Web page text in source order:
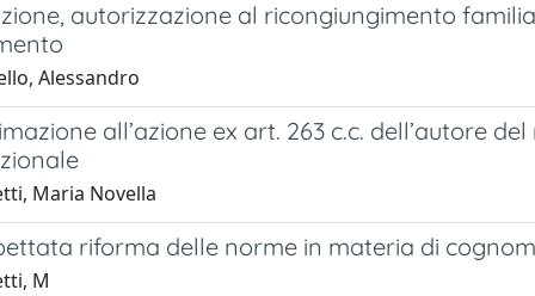
autorizzazione al ricongiungimento
Alessandro
all’azione ex art. 263 c.c. dell’autore
Maria Novella
riforma delle norme in materia di
M